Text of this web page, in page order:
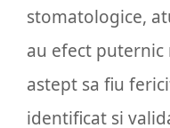
stomatologice,
au efect puternic
astept sa fiu
identificat si